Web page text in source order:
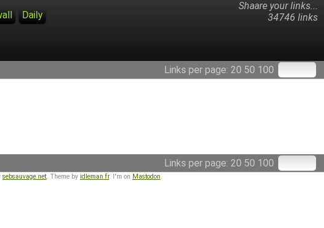
Shaare your links...
34746 links
Daily
Links per page: 20 50 100
Links per page: 20 50 100
sebsauvage.net. Theme by idleman.fr. I'm on Mastodon.